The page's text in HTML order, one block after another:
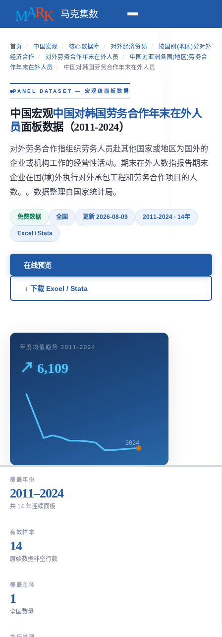
马克集数
首页 / 中国宏观 / 核心数据库 / 对外经济贸易 /
按国别(地区)分对外
经济合作 / 对外劳务合作年末在外人员 /
中国对亚洲各国(地区)劳务合
作年末在外人员
/ 中国对韩国劳务合作年末在外人员
PANEL DATASET — 宏观级面板数据
中国宏观中国对韩国劳务合作年末在外人
员面板数据（2011-2024）
对外劳务合作指组织劳务人员赴其他国家或地区为国外的
企业或机构工作的经营性活动。期末在外人数指报告期末
企业在国(境)外执行对外承包工程和劳务合作项目的人
数。。数据整理自国家统计局。
免费数据 全国 更新 2026-08-09 2011-2024 · 14年
Excel / Stata
在线预览
↓ 下载 Excel / Stata
年度均值趋势 2011-2024
↗ 6,109
2024
覆盖年份
2011–2024
共 14 年连续面板
有效样本
14
原始数据非空行数
覆盖主体
1
全国数量